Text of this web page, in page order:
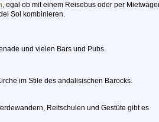
, egal ob mit einem Reisebus oder per
Sol kombinieren.
und vielen Bars und Pubs.
im Stile des andalisischen Barocks.
Reitschulen und Gestüte gibt es